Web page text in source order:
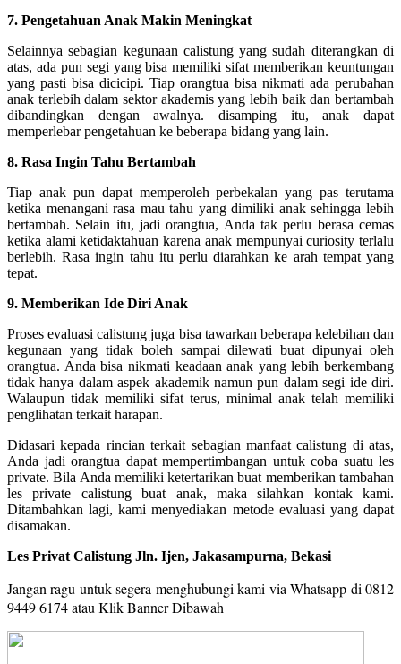
7. Pengetahuan Anak Makin Meningkat
Selainnya sebagian kegunaan calistung yang sudah diterangkan di
atas, ada pun segi yang bisa memiliki sifat memberikan keuntungan
yang pasti bisa dicicipi. Tiap orangtua bisa nikmati ada perubahan
anak terlebih dalam sektor akademis yang lebih baik dan bertambah
dibandingkan dengan awalnya. disamping itu, anak dapat
memperlebar pengetahuan ke beberapa bidang yang lain.
8. Rasa Ingin Tahu Bertambah
Tiap anak pun dapat memperoleh perbekalan yang pas terutama
ketika menangani rasa mau tahu yang dimiliki anak sehingga lebih
bertambah. Selain itu, jadi orangtua, Anda tak perlu berasa cemas
ketika alami ketidaktahuan karena anak mempunyai curiosity terlalu
berlebih. Rasa ingin tahu itu perlu diarahkan ke arah tempat yang
tepat.
9. Memberikan Ide Diri Anak
Proses evaluasi calistung juga bisa tawarkan beberapa kelebihan dan
kegunaan yang tidak boleh sampai dilewati buat dipunyai oleh
orangtua. Anda bisa nikmati keadaan anak yang lebih berkembang
tidak hanya dalam aspek akademik namun pun dalam segi ide diri.
Walaupun tidak memiliki sifat terus, minimal anak telah memiliki
penglihatan terkait harapan.
Didasari kepada rincian terkait sebagian manfaat calistung di atas,
Anda jadi orangtua dapat mempertimbangan untuk coba suatu les
private. Bila Anda memiliki ketertarikan buat memberikan tambahan
les private calistung buat anak, maka silahkan kontak kami.
Ditambahkan lagi, kami menyediakan metode evaluasi yang dapat
disamakan.
Les Privat Calistung Jln. Ijen, Jakasampurna, Bekasi
Jangan ragu untuk segera menghubungi kami via Whatsapp di 0812
9449 6174 atau Klik Banner Dibawah